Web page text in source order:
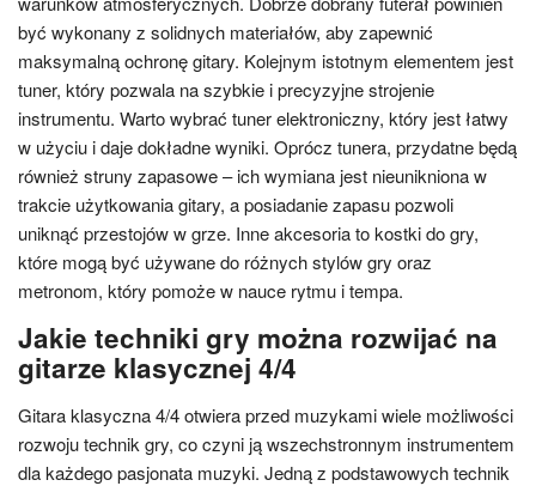
być wykonany z solidnych materiałów, aby zapewnić
maksymalną ochronę gitary. Kolejnym istotnym elementem jest
tuner, który pozwala na szybkie i precyzyjne strojenie
instrumentu. Warto wybrać tuner elektroniczny, który jest łatwy
w użyciu i daje dokładne wyniki. Oprócz tunera, przydatne będą
również struny zapasowe – ich wymiana jest nieunikniona w
trakcie użytkowania gitary, a posiadanie zapasu pozwoli
uniknąć przestojów w grze. Inne akcesoria to kostki do gry,
które mogą być używane do różnych stylów gry oraz
metronom, który pomoże w nauce rytmu i tempa.
Jakie techniki gry można rozwijać na
gitarze klasycznej 4/4
Gitara klasyczna 4/4 otwiera przed muzykami wiele możliwości
rozwoju technik gry, co czyni ją wszechstronnym instrumentem
dla każdego pasjonata muzyki. Jedną z podstawowych technik